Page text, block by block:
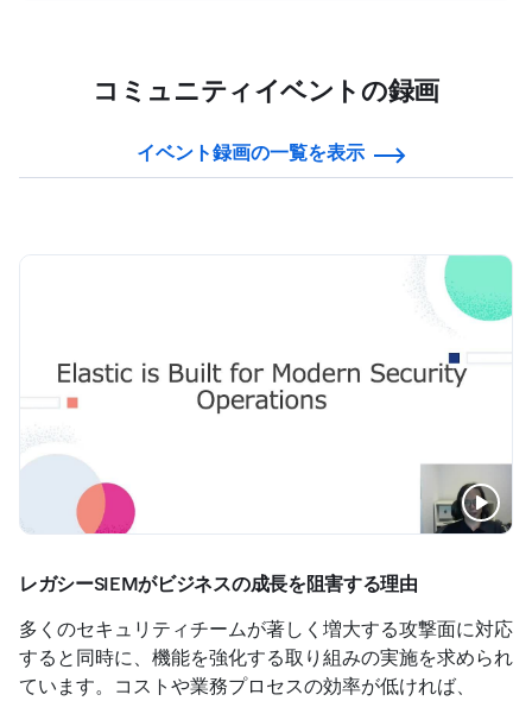
コミュニティイベントの録画
イベント録画の一覧を表示
レガシーSIEMがビジネスの成長を阻害する理由
多くのセキュリティチームが著しく増大する攻撃面に対応
すると同時に、機能を強化する取り組みの実施を求められ
ています。コストや業務プロセスの効率が低ければ、